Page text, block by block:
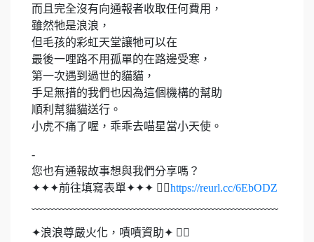
而且完全沒有向通報者收取任何費用，
雖然牠是浪浪，
但毛孩的彩虹天堂讓牠可以在
最後一哩路不用孤單的在路邊受寒，
第一次遇到過世的貓貓，
手足無措的我們也因為這個機構的幫助
順利幫貓貓送行。
小虎不痛了喔，乖乖去喵星當小天使。
-
您也有通報故事想與我們分享嗎？
✦✦✦前往填寫表單✦✦✦ 👉🏻https://reurl.cc/6EbODZ
✦浪浪尊嚴火化，嘖嘖資助✦ 👉🏻